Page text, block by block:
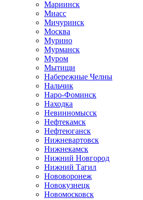
Мариинск
Миасс
Мичуринск
Москва
Мурино
Мурманск
Муром
Мытищи
Набережные Челны
Нальчик
Наро-Фоминск
Находка
Невинномысск
Нефтекамск
Нефтеюганск
Нижневартовск
Нижнекамск
Нижний Новгород
Нижний Тагил
Нововоронеж
Новокузнецк
Новомосковск